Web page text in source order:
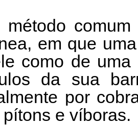
método
em que
como de
da sua
por
e víboras.